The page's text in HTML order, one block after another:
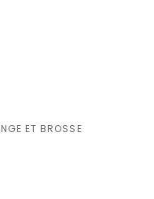
ET BROSSE